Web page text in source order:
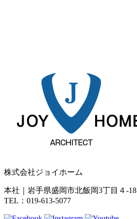
株式会社ジョイホーム
本社｜岩手県盛岡市北飯岡3丁目４-18
TEL：019-613-5077